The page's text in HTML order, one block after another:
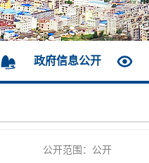
政府信息公开
公开范围：公开